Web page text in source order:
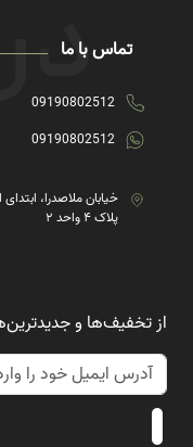
تماس با ما
09190802512
09190802512
خیابان ملاصدرا،
پلاک ۴ واحد ۲
از تخفیف‌ها و